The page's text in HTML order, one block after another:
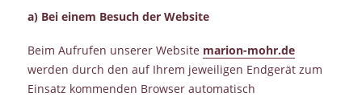
a) Bei einem Besuch der Website
Beim Aufrufen unserer Website marion-mohr.de
werden durch den auf Ihrem jeweiligen Endgerät zum
Einsatz kommenden Browser automatisch